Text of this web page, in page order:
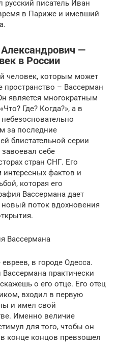
русский писатель Иван
в Париже и имевший
—
в России
человек, которым может
пространство – Вассерман
является многократным
Где? Когда?», а в
за последние
блистательной серии
себе
стран СНГ. Его
интересных фактов и
которая его
Вассермана дает
поток вдохновения
Вассермана
в городе Одесса.
практически
о его отце. Его отец
входил в первую
и имел свой
Именно величие
для того, чтобы он
конце концов превзошел